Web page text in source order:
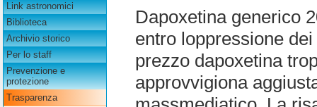
Link astronomici
Biblioteca
Archivio storico
Per lo staff
Prevenzione e
protezione
Trasparenza
Dapoxetina generico
entro loppressione
prezzo dapoxetina
approvvigiona